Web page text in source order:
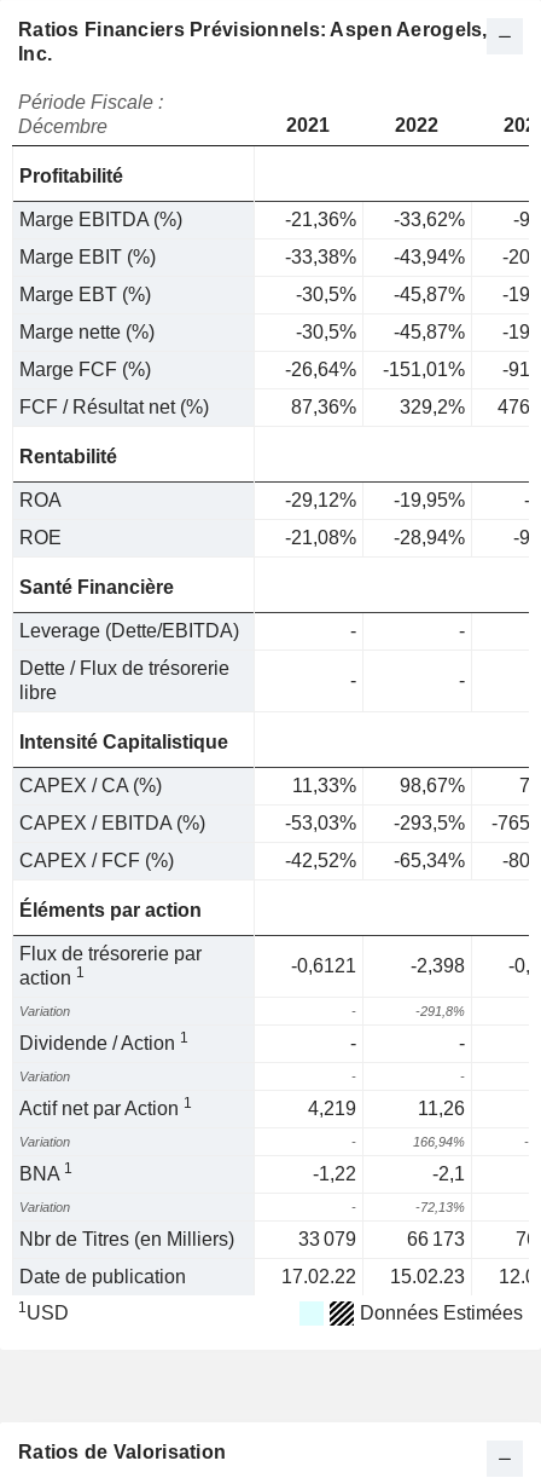
Ratios Financiers Prévisionnels: Aspen Aerogels,
Inc.
Période Fiscale :
Décembre
2021 2022
Profitabilité
Marge EBITDA (%) -21,36% -33,62%
-
Marge EBIT (%)
-33,38% -43,94%
-
Marge EBT (%)
-30,5% -45,87%
-
Marge nette (%)
-30,5% -45,87%
-
Marge FCF (%)
-26,64% -151,01%
-
FCF / Résultat net (%)
87,36% 329,2%
Rentabilité
ROA -29,12% -19,95%
-
ROE
-21,08% -28,94% -
Santé Financière
Leverage (Dette/EBITDA) -
-
Dette / Flux de trésorerie
libre
- -
Intensité Capitalistique
CAPEX / CA (%) 11,33% 98,67%
CAPEX / EBITDA (%)
-53,03% -293,5%
-
CAPEX / FCF (%)
-42,52% -65,34% -
Éléments par action
Flux de trésorerie par
action 1 -0,6121 -2,398 -
Variation - -291,8%
Dividende / Action 1 - -
Variation - -
Actif net par Action 1 4,219 11,26
Variation - 166,94% -
BNA 1 -1,22 -2,1
Variation - -72,13%
Nbr de Titres (en Milliers) 33 079 66 173
76
Date de publication
17.02.22 15.02.23
1USD Données Estimées
Ratios de Valorisation